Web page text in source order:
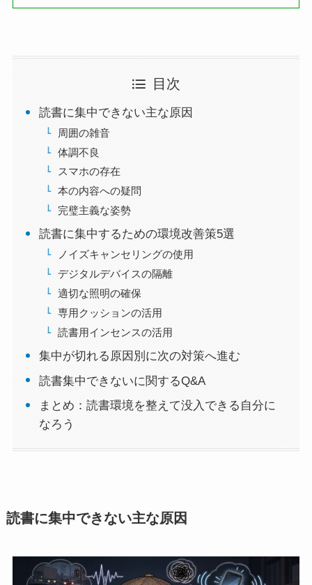
目次
読書に集中できない主な原因
周囲の雑音
体調不良
スマホの存在
本の内容への疑問
完璧主義な姿勢
読書に集中するための環境改善策5選
ノイズキャンセリングの使用
デジタルデバイスの隔離
適切な照明の確保
専用クッションの活用
読書用インセンスの活用
集中が切れる原因別に次の対策へ進む
読書集中できないに関するQ&A
まとめ：読書環境を整えて没入できる自分に
なろう
読書に集中できない主な原因